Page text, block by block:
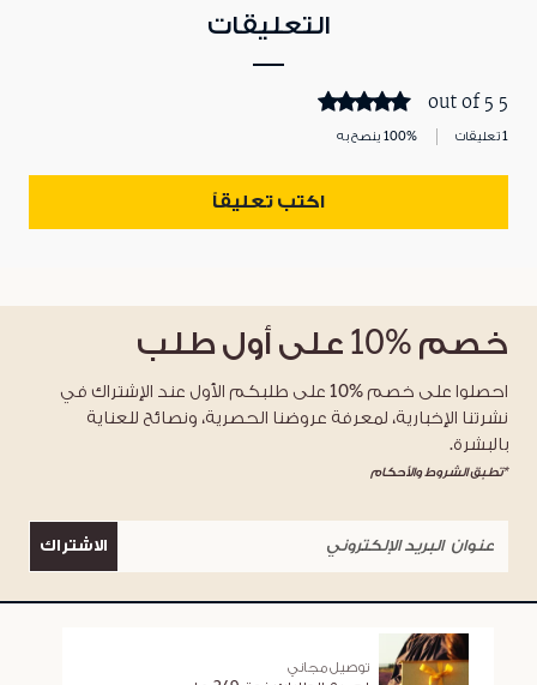
التعليقات
5 out of 5
1 تعليقات 100% ينصح به
اكتب تعليقاً
خصم %10 على أول طلب
احصلوا على خصم %10 على طلبكم الأول عند الإشتراك في
نشرتنا الإخبارية، لمعرفة عروضنا الحصرية، ونصائح للعناية
بالبشرة.
*تطبق الشروط والأحكام
الاشتراك
توصيل مجاني